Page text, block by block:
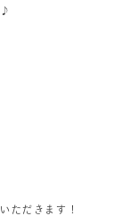
♪
ただきます！